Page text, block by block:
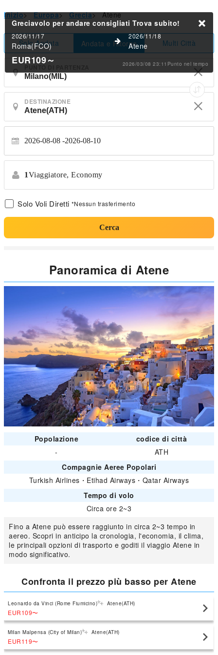
Inizio> Europa> Grecia> Atene
Solo Andata Andata e Ritorno Multi Città
DESTINAZIONE
2026-08-08 2026-08-10
1Viaggiatore, Economy
Solo Voli Diretti *Nessun trasferimento
Cerca
Greciavolo per andare consigliati Trova subito!
2026/11/17
Roma(FCO)
2026/11/18
Atene
EUR109～ 2026/03/08 23:11Punto nel tempo
Panoramica di Atene
Popolazione
codice di città
-
ATH
Compagnie Aeree Popolari
Turkish Airlines ・ Etihad Airways ・ Qatar Airways
Tempo di volo
Circa ore 2~3
Fino a Atene può essere raggiunto in circa 2~3 tempo in
aereo. Scopri in anticipo la cronologia, l'economia, il clima,
le principali opzioni di trasporto e goditi il viaggio Atene in
modo significativo.
Confronta il prezzo più basso per Atene
Leonardo da Vinci (Rome Fiumicino) Atene(ATH)
EUR109〜
Milan Malpensa (City of Milan) Atene(ATH)
EUR119〜